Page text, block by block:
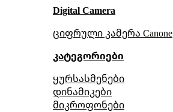
Digital Camera
ციფრული კამერა Сanone
კატეგორიები
ყურსასმენები
დინამიკები
მიკროფონები